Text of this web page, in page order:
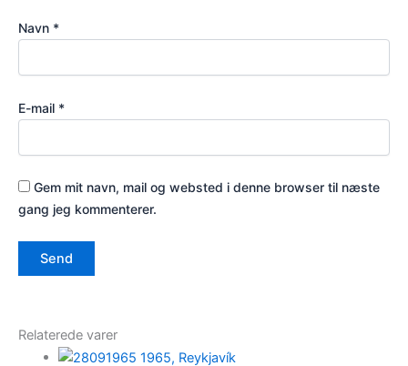
Navn *
E-mail *
Gem mit navn, mail og websted i denne browser til næste
gang jeg kommenterer.
Relaterede varer